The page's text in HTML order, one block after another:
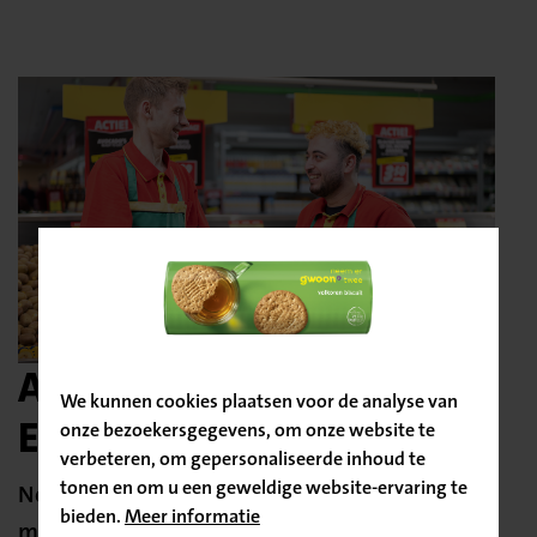
We kunnen cookies plaatsen voor de analyse van
onze bezoekersgegevens, om onze website te
verbeteren, om gepersonaliseerde inhoud te
tonen en om u een geweldige website-ervaring te
bieden.Meer informatie
Aanbod van Nettorama
Emmen Centrum
Nettorama Emmen is een merkendiscounter
Bevestig